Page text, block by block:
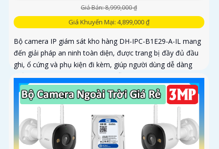
Giá Bán: 8,999,000 ₫
Giá Khuyến Mại: 4,899,000 ₫
Bộ camera IP giám sát kho hàng DH-IPC-B1E29-A-IL mang
đến giải pháp an ninh toàn diện, được trang bị đầy đủ đầu
ghi, ổ cứng và phụ kiện đi kèm, giúp người dùng dễ dàng
triển khai và sử dụng. Hệ thống hỗ trợ quan sát ban đêm rõ
nét nhờ công nghệ hồng ngoại kết hợp đèn LED ánh sáng
trắng, cùng khả năng phát hiện chuyển động thông minh,
giúp đảm bảo an toàn tuyệt đối cho khu vực kho hàng